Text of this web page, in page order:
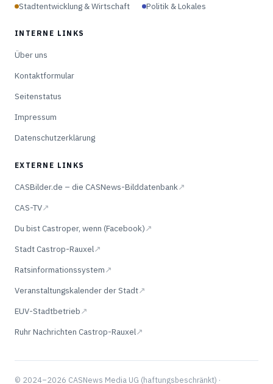
Stadtentwicklung & Wirtschaft
Politik & Lokales
INTERNE LINKS
Über uns
Kontaktformular
Seitenstatus
Impressum
Datenschutzerklärung
EXTERNE LINKS
CASBilder.de – die CASNews-Bilddatenbank↗
CAS-TV↗
Du bist Castroper, wenn (Facebook)↗
Stadt Castrop-Rauxel↗
Ratsinformationssystem↗
Veranstaltungskalender der Stadt↗
EUV-Stadtbetrieb↗
Ruhr Nachrichten Castrop-Rauxel↗
© 2024–2026 CASNews Media UG (haftungsbeschränkt) ·